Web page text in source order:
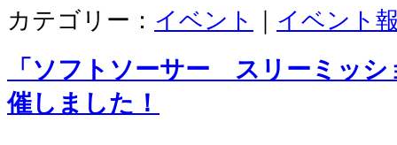
カテゴリー： イベント イベント
「ソフトソーサー スリーミッ
催しました！